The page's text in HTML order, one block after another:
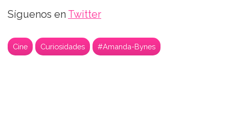
Síguenos en Twitter
Cine Curiosidades #Amanda-Bynes